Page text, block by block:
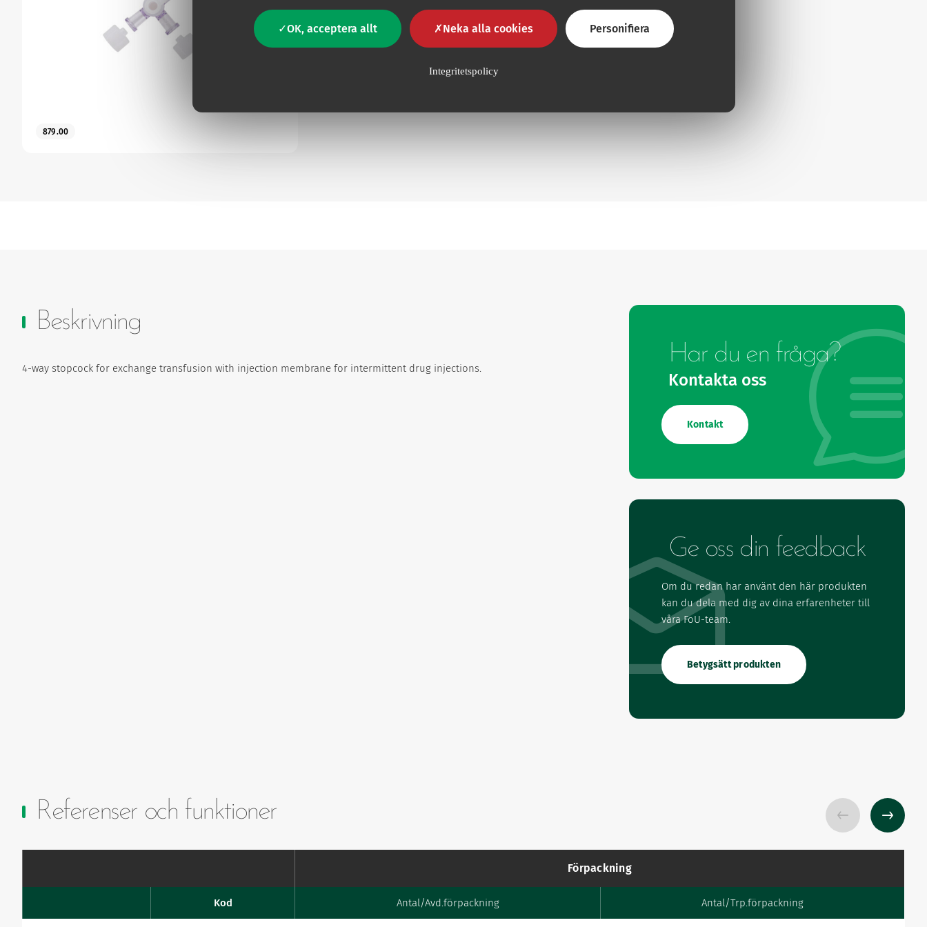
OK, acceptera allt Neka alla cookies Personifiera
Integritetspolicy
879.00
Beskrivning
4-way stopcock for exchange transfusion with injection membrane for intermittent drug injections. Har du en fråga?
Kontakta oss
Kontakt
Ge oss din feedback
Om du redan har använt den här produkten
kan du dela med dig av dina erfarenheter till
våra FoU-team.
Betygsätt produkten
Referenser och funktioner
Förpackning
Kod Antal/Avd.förpackning Antal/Trp.förpackning